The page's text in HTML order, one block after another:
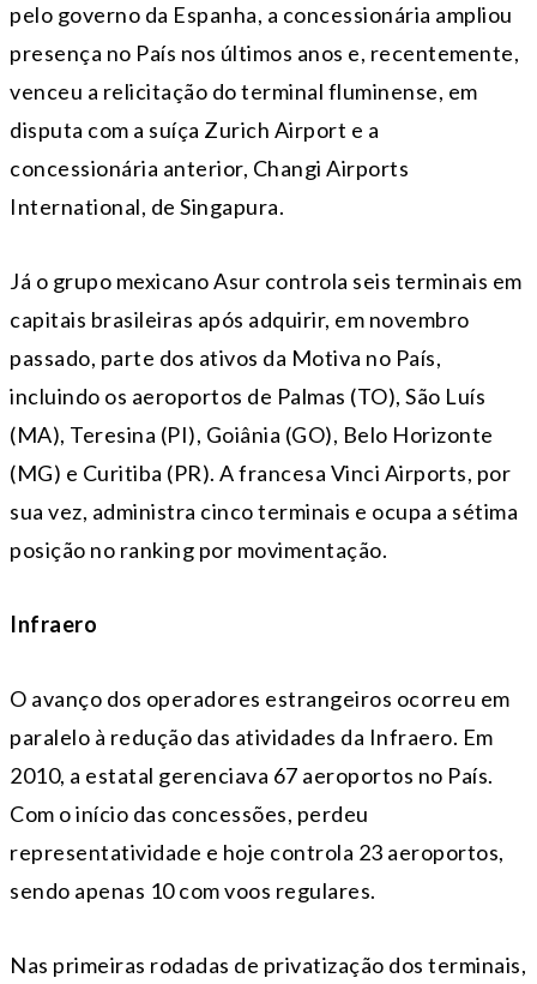
pelo governo da Espanha, a concessionária ampliou
presença no País nos últimos anos e, recentemente,
venceu a relicitação do terminal fluminense, em
disputa com a suíça Zurich Airport e a
concessionária anterior, Changi Airports
International, de Singapura.
Já o grupo mexicano Asur controla seis terminais em
capitais brasileiras após adquirir, em novembro
passado, parte dos ativos da Motiva no País,
incluindo os aeroportos de Palmas (TO), São Luís
(MA), Teresina (PI), Goiânia (GO), Belo Horizonte
(MG) e Curitiba (PR). A francesa Vinci Airports, por
sua vez, administra cinco terminais e ocupa a sétima
posição no ranking por movimentação.
Infraero
O avanço dos operadores estrangeiros ocorreu em
paralelo à redução das atividades da Infraero. Em
2010, a estatal gerenciava 67 aeroportos no País.
Com o início das concessões, perdeu
representatividade e hoje controla 23 aeroportos,
sendo apenas 10 com voos regulares.
Nas primeiras rodadas de privatização dos terminais,